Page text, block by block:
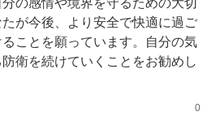
の感情や境界を守るための大切
が今後、より安全で快適に過ご
ことを願っています。自分の気
衛を続けていくことをお勧めし
0